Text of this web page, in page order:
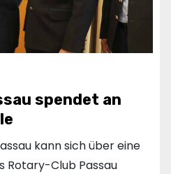
spendet an
kann sich über eine
Rotary-Club Passau